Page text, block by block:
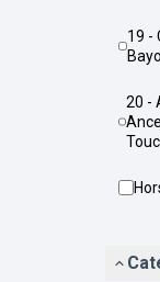
19 - Casselardit / Fontaine-
20 - Arènes Romaines /